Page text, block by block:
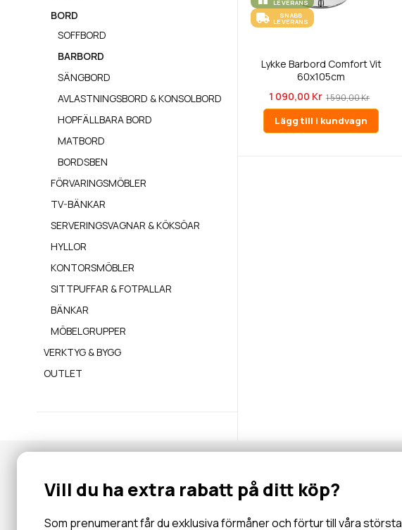
LEVERANS
SNABB
LEVERANS
Lykke Barbord Comfort Vit
60x105cm
1 090,00 Kr 1 590,00 Kr
Lägg till i kundvagn
BORD
SOFFBORD
BARBORD
SÄNGBORD
AVLASTNINGSBORD & KONSOLBORD
HOPFÄLLBARA BORD
MATBORD
BORDSBEN
FÖRVARINGSMÖBLER
TV-BÄNKAR
SERVERINGSVAGNAR & KÖKSÖAR
HYLLOR
KONTORSMÖBLER
SITTPUFFAR & FOTPALLAR
BÄNKAR
MÖBELGRUPPER
VERKTYG & BYGG
OUTLET
Nyhetsbrev
inbjudningar och mycket mer.
Vill du ha extra rabatt på ditt köp?
Som prenumerant får du exklusiva förmåner och förtur till våra största